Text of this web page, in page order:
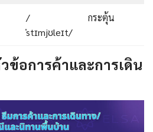
/
ˈstɪmjʊleɪt/
กระตุ้น
ข้อการค้าและการเดิน